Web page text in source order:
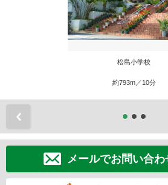
松島小学校
約793m／10分
メールでお問い合